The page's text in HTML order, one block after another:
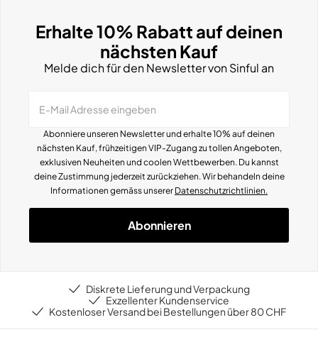
Erhalte 10% Rabatt auf deinen
nächsten Kauf
Melde dich für den Newsletter von Sinful an
E-Mail Adresse eingeben
Abonniere unseren Newsletter und erhalte 10% auf deinen
nächsten Kauf, frühzeitigen VIP-Zugang zu tollen Angeboten,
exklusiven Neuheiten und coolen Wettbewerben. Du kannst
deine Zustimmung jederzeit zurückziehen. Wir behandeln deine
Informationen gemässunserer Datenschutzrichtlinien.
Abonnieren
Diskrete Lieferung und Verpackung
Exzellenter Kundenservice
Kostenloser Versand bei Bestellungen über 80 CHF